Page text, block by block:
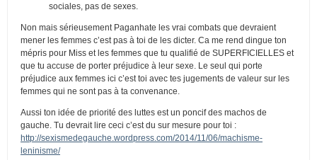
sociales, pas de sexes.
Non mais sérieusement Paganhate les vrai combats que devraient
mener les femmes c’est pas à toi de les dicter. Ca me rend dingue ton
mépris pour Miss et les femmes que tu qualifié de SUPERFICIELLES et
que tu accuse de porter préjudice à leur sexe. Le seul qui porte
préjudice aux femmes ici c’est toi avec tes jugements de valeur sur les
femmes qui ne sont pas à ta convenance.
Aussi ton idée de priorité des luttes est un poncif des machos de
gauche. Tu devrait lire ceci c’est du sur mesure pour toi :
http://sexismedegauche.wordpress.com/2014/11/06/machisme-
leninisme/